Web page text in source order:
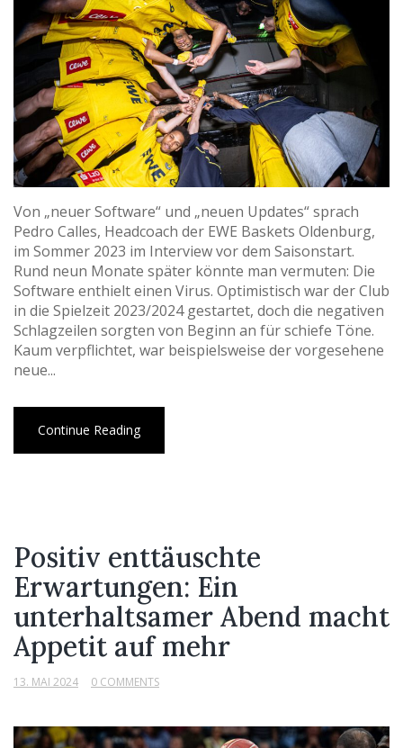
Von „neuer Software“ und „neuen Updates“ sprach
Pedro Calles, Headcoach der EWE Baskets Oldenburg,
im Sommer 2023 im Interview vor dem Saisonstart.
Rund neun Monate später könnte man vermuten: Die
Software enthielt einen Virus. Optimistisch war der Club
in die Spielzeit 2023/2024 gestartet, doch die negativen
Schlagzeilen sorgten von Beginn an für schiefe Töne.
Kaum verpflichtet, war beispielsweise der vorgesehene
neue...
Continue Reading
Positiv enttäuschte
Erwartungen: Ein
unterhaltsamer Abend macht
Appetit auf mehr
13. MAI 2024 0 COMMENTS